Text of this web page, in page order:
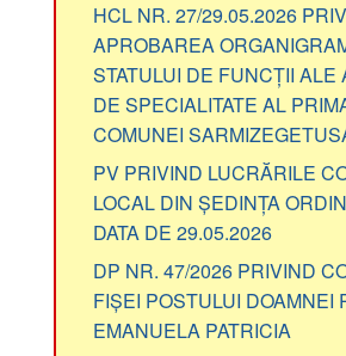
HCL NR. 27/29.05.2026
APROBAREA
STATULUI DE FUNCȚII ALE
DE SPECIALITATE AL
COMUNEI
PV PRIVIND LUCRĂRILE
LOCAL DIN ȘEDINȚA
DATA DE 29.05.2026
DP NR. 47/2026 PRIVIND
FIȘEI POSTULUI DOAMNEI
EMANUELA PATRICIA